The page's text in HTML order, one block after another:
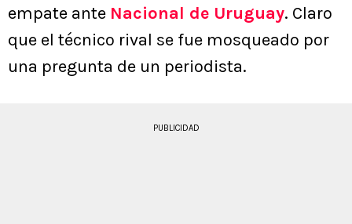
empate ante Nacional de Uruguay. Claro
que el técnico rival se fue mosqueado por
una pregunta de un periodista.
PUBLICIDAD